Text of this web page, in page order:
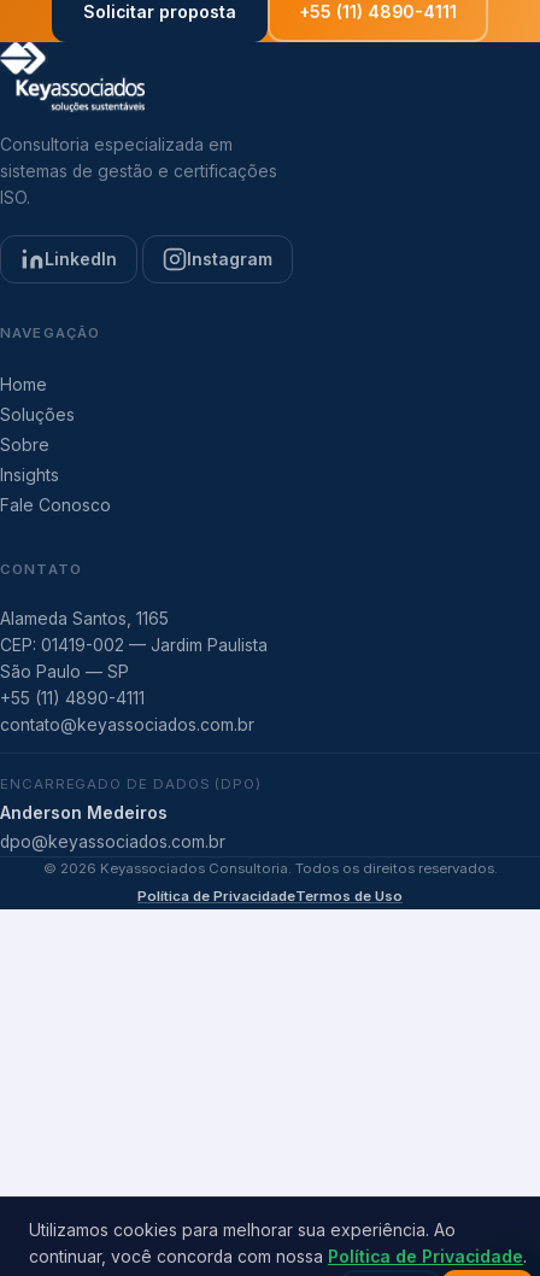
Solicitar proposta +55 (11) 4890-4111
Consultoria especializada em
sistemas de gestão e certificações
ISO.
LinkedIn Instagram
NAVEGAÇÃO
Home
Soluções
Sobre
Insights
Fale Conosco
CONTATO
Alameda Santos, 1165
CEP: 01419-002 — Jardim Paulista
São Paulo — SP
+55 (11) 4890-4111
contato@keyassociados.com.br
ENCARREGADO DE DADOS (DPO)
Anderson Medeiros
dpo@keyassociados.com.br
© 2026 Keyassociados Consultoria. Todos os direitos reservados.
Política de PrivacidadeTermos de Uso
Utilizamos cookies para melhorar sua experiência. Ao
continuar, você concorda com nossa Política de Privacidade.